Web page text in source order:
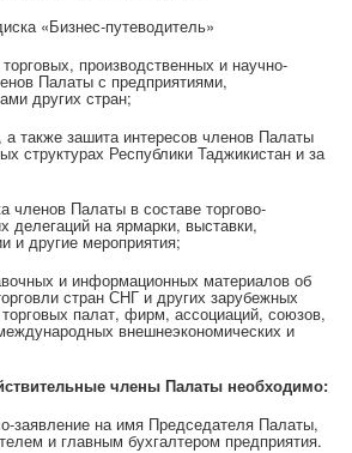
«Бизнес-путеводитель»
производственных и научно-
Палаты с предприятиями,
других стран;
также зашита интересов членов Палаты
структурах Республики Таджикистан и за
членов Палаты в составе торгово-
делегаций на ярмарки, выставки,
и другие мероприятия;
и информационных материалов об
стран СНГ и других зарубежных
палат, фирм, ассоциаций, союзов,
внешнеэкономических и
члены Палаты необходимо:
на имя Председателя Палаты,
и главным бухгалтером предприятия.